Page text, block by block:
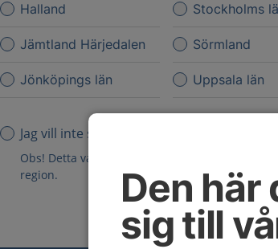
Den här
sig till
Halland
Jämtland Härjedalen
Jönköpings län
Stockholms
Sörmland
Uppsala län
Jag vill inte se någon regional information
Obs! Detta val innebär att du inte ser
region.